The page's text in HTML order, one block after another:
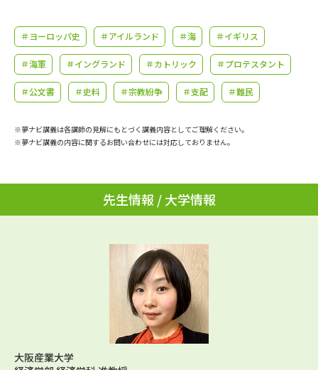
学問のミニ講義「夢ナビ講義」 学問分野解説
学問の教科書 夢ナビライブ
ユーザーサポート
お支払いについて
個人情報取扱規定
テレメール進学カタログ
訂正のご案内
＃ヨーロッパ史 ＃アイルランド ＃海 ＃イギリス
＃海軍 ＃イングランド ＃カトリック ＃プロテスタント
＃公文書 ＃史料 ＃宗教紛争 ＃支配 ＃難民
※夢ナビ講義は各講師の見解にもとづく講義内容としてご理解ください。
※夢ナビ講義の内容に関するお問い合わせには対応しておりません。
先生情報 / 大学情報
大阪産業大学